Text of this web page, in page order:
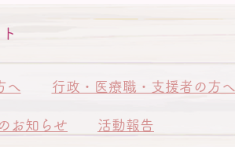
へ 行政・医療職・支援者の方へ
お知らせ 活動報告